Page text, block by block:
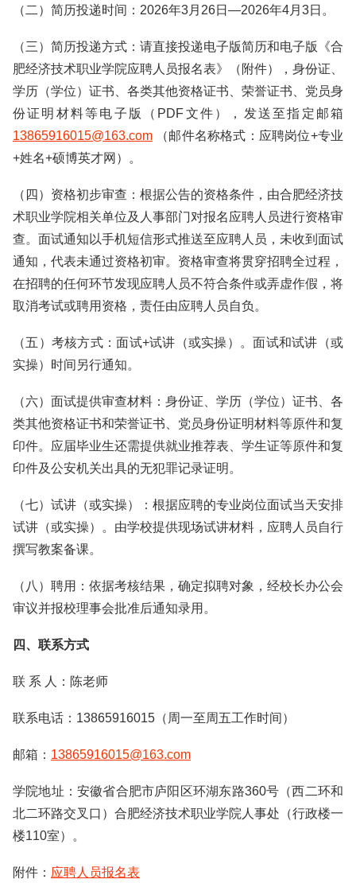
（二）简历投递时间：2026年3月26日—2026年4月3日。
（三）简历投递方式：请直接投递电子版简历和电子版《合
肥经济技术职业学院应聘人员报名表》（附件），身份证、
学历（学位）证书、各类其他资格证书、荣誉证书、党员身
份证明材料等电子版（PDF文件），发送至指定邮箱
13865916015@163.com （邮件名称格式：应聘岗位+专业
+姓名+硕博英才网）。
（四）资格初步审查：根据公告的资格条件，由合肥经济技
术职业学院相关单位及人事部门对报名应聘人员进行资格审
查。面试通知以手机短信形式推送至应聘人员，未收到面试
通知，代表未通过资格初审。资格审查将贯穿招聘全过程，
在招聘的任何环节发现应聘人员不符合条件或弄虚作假，将
取消考试或聘用资格，责任由应聘人员自负。
（五）考核方式：面试+试讲（或实操）。面试和试讲（或
实操）时间另行通知。
（六）面试提供审查材料：身份证、学历（学位）证书、各
类其他资格证书和荣誉证书、党员身份证明材料等原件和复
印件。应届毕业生还需提供就业推荐表、学生证等原件和复
印件及公安机关出具的无犯罪记录证明。
（七）试讲（或实操）：根据应聘的专业岗位面试当天安排
试讲（或实操）。由学校提供现场试讲材料，应聘人员自行
撰写教案备课。
（八）聘用：依据考核结果，确定拟聘对象，经校长办公会
审议并报校理事会批准后通知录用。
四、联系方式
联 系 人：陈老师
联系电话：13865916015（周一至周五工作时间）
邮箱： 13865916015@163.com
学院地址：安徽省合肥市庐阳区环湖东路360号（西二环和
北二环路交叉口）合肥经济技术职业学院人事处（行政楼一
楼110室）。
附件： 应聘人员报名表